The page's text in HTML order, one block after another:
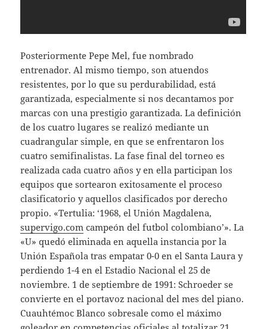
Posteriormente Pepe Mel, fue nombrado
entrenador. Al mismo tiempo, son atuendos
resistentes, por lo que su perdurabilidad, está
garantizada, especialmente si nos decantamos por
marcas con una prestigio garantizada. La definición
de los cuatro lugares se realizó mediante un
cuadrangular simple, en que se enfrentaron los
cuatro semifinalistas. La fase final del torneo es
realizada cada cuatro años y en ella participan los
equipos que sortearon exitosamente el proceso
clasificatorio y aquellos clasificados por derecho
propio. «Tertulia: ‘1968, el Unión Magdalena,
supervigo.com campeón del futbol colombiano’». La
«U» quedó eliminada en aquella instancia por la
Unión Española tras empatar 0-0 en el Santa Laura y
perdiendo 1-4 en el Estadio Nacional el 25 de
noviembre. 1 de septiembre de 1991: Schroeder se
convierte en el portavoz nacional del mes del piano.
Cuauhtémoc Blanco sobresale como el máximo